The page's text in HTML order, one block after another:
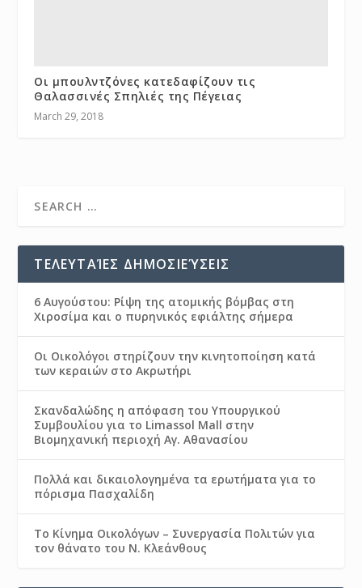
Οι μπουλντζόνες κατεδαφίζουν τις
Θαλασσινές Σπηλιές της Πέγειας
March 29, 2018
ΤΕΛΕΥΤΑΊΕΣ ΔΗΜΟΣΙΕΎΣΕΙΣ
6 Αυγούστου: Ρίψη της ατομικής βόμβας στη
Χιροσίμα και ο πυρηνικός εφιάλτης σήμερα
Οι Οικολόγοι στηρίζουν την κινητοποίηση κατά
των κεραιών στο Ακρωτήρι
Σκανδαλώδης η απόφαση του Υπουργικού
Συμβουλίου για το Limassol Mall στην
Βιομηχανική περιοχή Αγ. Αθανασίου
Πολλά και δικαιολογημένα τα ερωτήματα για το
πόρισμα Πασχαλίδη
Το Κίνημα Οικολόγων – Συνεργασία Πολιτών για
τον θάνατο του Ν. Κλεάνθους